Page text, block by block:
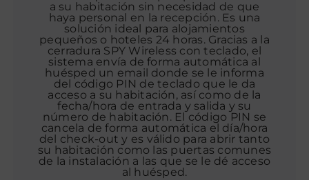
a su habitación sin necesidad de que
haya personal en la recepción. Es una
solución ideal para alojamientos
pequeños o hoteles 24 horas. Gracias a la
cerradura SPY Wireless con teclado, el
sistema envía de forma automática al
huésped un email donde se le informa
del código PIN de teclado que le da
acceso a su habitación, así como de la
fecha/hora de entrada y salida y su
número de habitación. El código PIN se
cancela de forma automática el día/hora
del check-out y es válido para abrir tanto
su habitación como las puertas comunes
de la instalación a las que se le dé acceso
al huésped.